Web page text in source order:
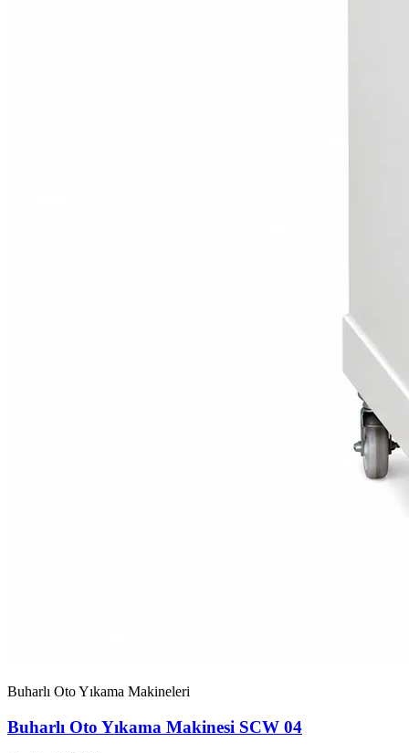
Buharlı Oto Yıkama Makineleri
Buharlı Oto Yıkama Makinesi SCW 04